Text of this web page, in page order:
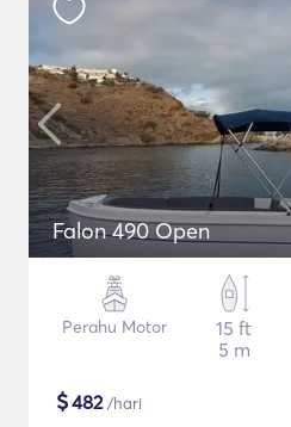
Falon 490 Open
Perahu Motor
15 ft
5 m
$482/hari